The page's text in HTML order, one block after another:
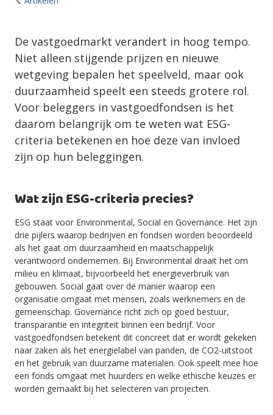
De vastgoedmarkt verandert in hoog tempo.
Niet alleen stijgende prijzen en nieuwe
wetgeving bepalen het speelveld, maar ook
duurzaamheid speelt een steeds grotere rol.
Voor beleggers in vastgoedfondsen is het
daarom belangrijk om te weten wat ESG-
criteria betekenen en hoe deze van invloed
zijn op hun beleggingen.
Wat zijn ESG-criteria precies?
ESG staat voor Environmental, Social en Governance. Het zijn
drie pijlers waarop bedrijven en fondsen worden beoordeeld
als het gaat om duurzaamheid en maatschappelijk
verantwoord ondernemen. Bij Environmental draait het om
milieu en klimaat, bijvoorbeeld het energieverbruik van
gebouwen. Social gaat over de manier waarop een
organisatie omgaat met mensen, zoals werknemers en de
gemeenschap. Governance richt zich op goed bestuur,
transparantie en integriteit binnen een bedrijf. Voor
vastgoedfondsen betekent dit concreet dat er wordt gekeken
naar zaken als het energielabel van panden, de CO2-uitstoot
en het gebruik van duurzame materialen. Ook speelt mee hoe
een fonds omgaat met huurders en welke ethische keuzes er
worden gemaakt bij het selecteren van projecten.